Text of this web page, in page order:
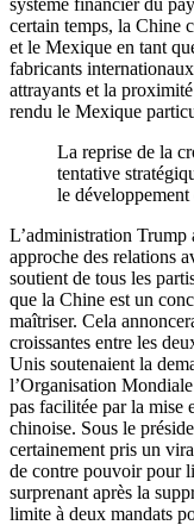
système financier du
certain temps, la Chine
et le Mexique en tant
fabricants
attrayants et la
rendu le Mexique
La reprise de la
tentative
le
L’administration Trump
approche des relations
soutient de tous les
que la Chine est un
maîtriser. Cela
croissantes entre les
Unis soutenaient la
l’Organisation
pas facilitée par la mise
chinoise. Sous le
certainement pris un
de contre pouvoir pour
surprenant après la
limite à deux mandats